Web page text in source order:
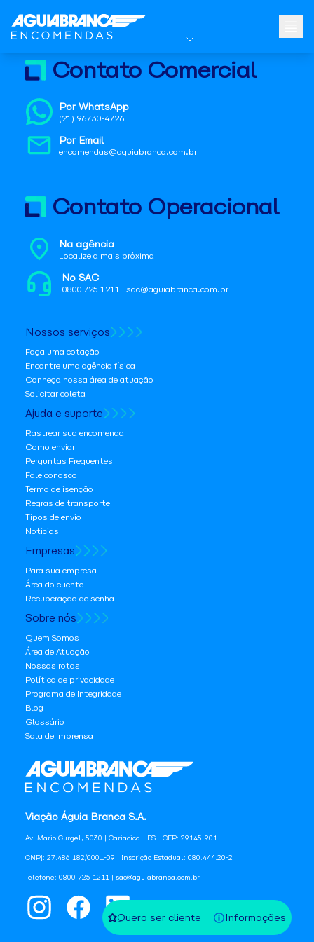
Quero ser cliente Informações
Viação Águia Branca S.A.
Av. Mario Gurgel, 5030 | Cariacica - ES - CEP: 29145-901
CNPJ: 27.486.182/0001-09 | Inscrição Estadual: 080.444.20-2
Telefone: 0800 725 1211 | sac@aguiabranca.com.br
Contato Comercial
Por WhatsApp
(21) 96730-4726
Por Email
encomendas@aguiabranca.com.br
Contato Operacional
Na agência
Localize a mais próxima
No SAC
0800 725 1211 | sac@aguiabranca.com.br
Nossos serviços
Faça uma cotação
Encontre uma agência física
Conheça nossa área de atuação
Solicitar coleta
Ajuda e suporte
Rastrear sua encomenda
Como enviar
Perguntas Frequentes
Fale conosco
Termo de isenção
Regras de transporte
Tipos de envio
Notícias
Empresas
Para sua empresa
Área do cliente
Recuperação de senha
Sobre nós
Quem Somos
Área de Atuação
Nossas rotas
Política de privacidade
Programa de Integridade
Blog
Glossário
Sala de Imprensa